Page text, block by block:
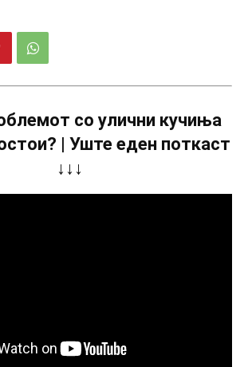
со улични кучиња
| Уште еден поткаст
↓↓↓